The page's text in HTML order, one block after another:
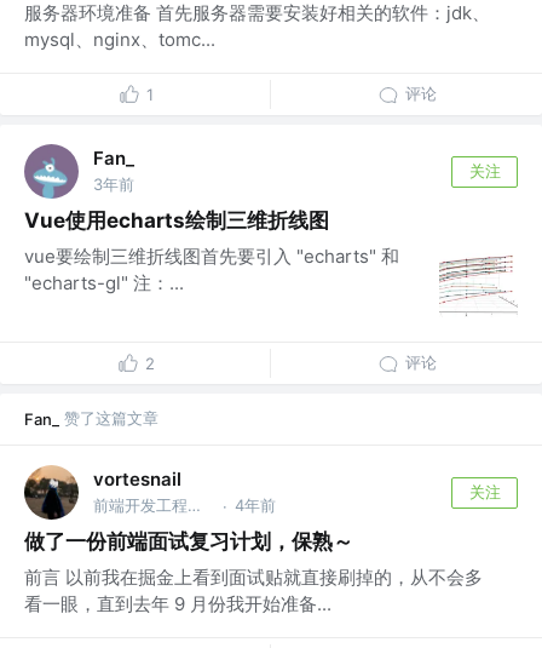
服务器环境准备 首先服务器需要安装好相关的软件：jdk、
mysql、nginx、tomc...
1 评论
Fan_
3年前
关注
Vue使用echarts绘制三维折线图
vue要绘制三维折线图首先要引入 "echarts" 和
"echarts-gl" 注：...
2 评论
Fan_ 赞了这篇文章
vortesnail
前端开发工程师 @emm · 4年前
关注
做了一份前端面试复习计划，保熟～
前言 以前我在掘金上看到面试贴就直接刷掉的，从不会多
看一眼，直到去年 9 月份我开始准备...